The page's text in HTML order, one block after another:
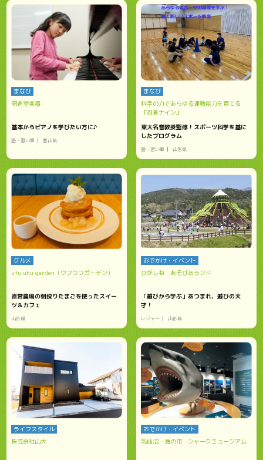
まなび
開進堂楽器
基本からピアノを学びたい方に♪
塾・習い事 富山県
まなび
科学の力であらゆる運動能力を育てる
『忍者ナイン』
東大名誉教授監修！スポーツ科学を基に
したプログラム
塾・習い事 山形県
グルメ
ufu uhu garden（ウフウフガーデン）
直営農場の朝採りたまごを使ったスイー
ツ＆カフェ
山形県
おでかけ・イベント
ひがしね あそびあランド
「遊びから学ぶ」あつまれ、遊びの天
才！
レジャー 山形県
ライフスタイル
株式会社山大
おでかけ・イベント
気仙沼 海の市 シャークミュージアム